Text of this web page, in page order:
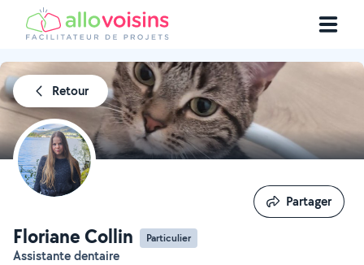
Retour
Floriane Collin Particulier
Assistante dentaire
Partager
Partager